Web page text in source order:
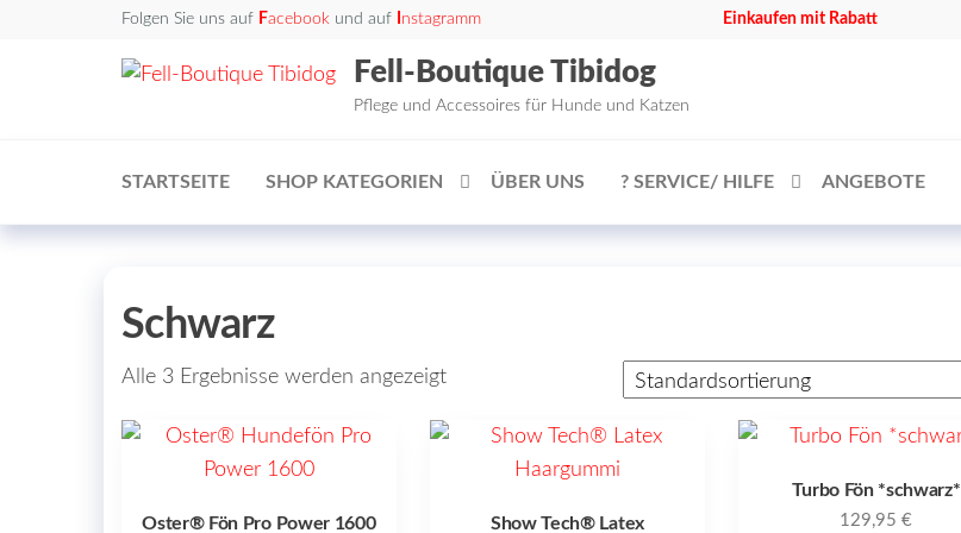
Folgen Sie uns auf Facebook und auf nstagramm Einkaufen mit Rabatt
Fell-Boutique Tibidog
Pflege und Accessoires für Hunde und Katzen
STARTSEITE SHOP KATEGORIEN ÜBER UNS ? SERVICE/ HILFE ANGEBOTE
Schwarz
Alle 3 Ergebnisse werden angezeigt
Oster® Fön Pro Power 1600
Show Tech® Latex
Turbo Fön *schwarz*
129,95€